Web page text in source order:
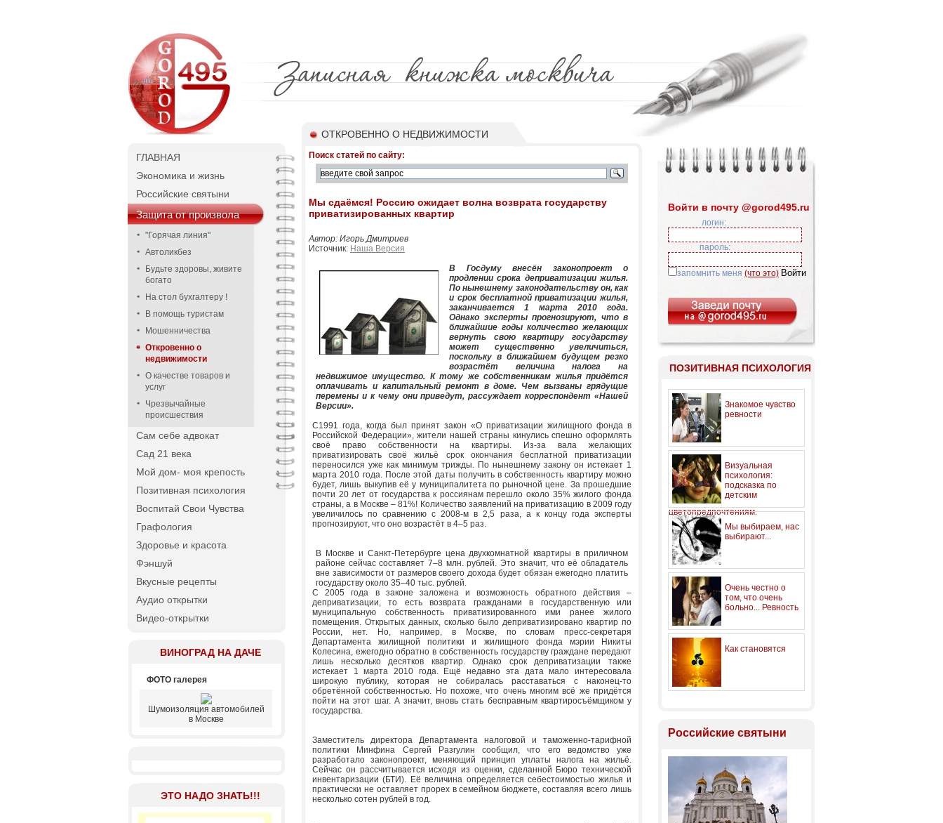
ГЛАВНАЯ
Экономика и жизнь
Российские святыни
Защита от произвола
"Горячая линия"
Автоликбез
Будьте здоровы, живите
богато
На стол бухгалтеру !
В помощь туристам
Мошенничества
Откровенно о
недвижимости
О качестве товаров и
услуг
Чрезвычайные
происшествия
Сам себе адвокат
Сад 21 века
Мой дом- моя крепость
Позитивная психология
Воспитай Свои Чувства
Графология
Здоровье и красота
Фэншуй
Вкусные рецепты
Аудио открытки
Видео-открытки
ВИНОГРАД НА ДАЧЕ
ФОТО галерея
Шумоизоляция автомобилей
в Москве
ЭТО НАДО ЗНАТЬ!!!
ОТКРОВЕННО О НЕДВИЖИМОСТИ
Поиск статей по сайту:
Мы сдаёмся! Россию ожидает волна возврата государству
приватизированных квартир
Автор: Игорь Дмитриев
Источник: Наша Версия
В Госдуму внесён законопроект о
продлении срока деприватизации жилья.
По нынешнему законодательству он, как
и срок бесплатной приватизации жилья,
заканчивается 1 марта 2010 года.
Однако эксперты прогнозируют, что в
ближайшие годы количество желающих
вернуть свою квартиру государству
может существенно увеличиться,
поскольку в ближайшем будущем резко
возрастёт величина налога на
недвижимое имущество. К тому же собственникам жилья придётся
оплачивать и капитальный ремонт в доме. Чем вызваны грядущие
перемены и к чему они приведут, рассуждает корреспондент «Нашей
Версии».
С1991 года, когда был принят закон «О приватизации жилищного фонда в
Российской Федерации», жители нашей страны кинулись спешно оформлять
своё право собственности на квартиры. Из-за вала желающих
приватизировать своё жильё срок окончания бесплатной приватизации
переносился уже как минимум трижды. По нынешнему закону он истекает 1
марта 2010 года. После этой даты получить в собственность квартиру можно
будет, лишь выкупив её у муниципалитета по рыночной цене. За прошедшие
почти 20 лет от государства к россиянам перешло около 35% жилого фонда
страны, а в Москве – 81%! Количество заявлений на приватизацию в 2009 году
увеличилось по сравнению с 2008-м в 2,5 раза, а к концу года эксперты
прогнозируют, что оно возрастёт в 4–5 раз.
В Москве и Санкт-Петербурге цена двухкомнатной квартиры в приличном
районе сейчас составляет 7–8 млн. рублей. Это значит, что её обладатель
вне зависимости от размеров своего дохода будет обязан ежегодно платить
государству около 35–40 тыс. рублей.
С 2005 года в законе заложена и возможность обратного действия –
деприватизации, то есть возврата гражданами в государственную или
муниципальную собственность приватизированного ими ранее жилого
помещения. Открытых данных, сколько было деприватизировано квартир по
России, нет. Но, например, в Москве, по словам пресс-секретаря
Департамента жилищной политики и жилищного фонда мэрии Никиты
Колесина, ежегодно обратно в собственность государству граждане передают
лишь несколько десятков квартир. Однако срок деприватизации также
истекает 1 марта 2010 года. Ещё недавно эта дата мало интересовала
широкую публику, которая не собиралась расставаться с наконец-то
обретённой собственностью. Но похоже, что очень многим всё же придётся
пойти на этот шаг. А значит, вновь стать бесправным квартиросъёмщиком у
государства.
Заместитель директора Департамента налоговой и таможенно-тарифной
политики Минфина Сергей Разгулин сообщил, что его ведомство уже
разработало законопроект, меняющий принцип уплаты налога на жильё.
Сейчас он рассчитывается исходя из оценки, сделанной Бюро технической
инвентаризации (БТИ). Её величина определяется себестоимостью жилья и
практически не оставляет прорех в семейном бюджете, составляя всего лишь
несколько сотен рублей в год.
Войти в почту @gorod495.ru
логин:
пароль:
запомнить меня (что это)
ПОЗИТИВНАЯ ПСИХОЛОГИЯ
Знакомое чувство
ревности
Визуальная
психология:
подсказка по
детским
цветопредпочтениям.
Мы выбираем, нас
выбирают...
Очень честно о
том, что очень
больно... Ревность
Как становятся
Российские святыни